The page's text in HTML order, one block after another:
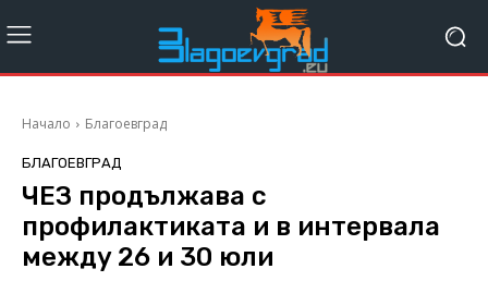
Начало Благоевград
БЛАГОЕВГРАД
ЧЕЗ продължава с
профилактиката и в интервала
междy 26 и 30 юли